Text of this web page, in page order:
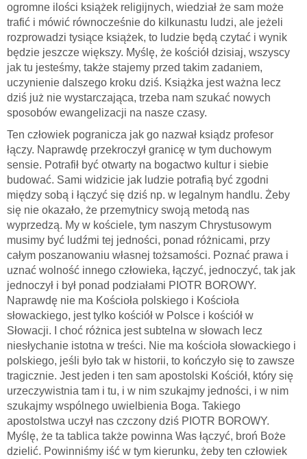
ogromne ilości książek religijnych, wiedział że sam może
trafić i mówić równocześnie do kilkunastu ludzi, ale jeżeli
rozprowadzi tysiące książek, to ludzie będą czytać i wynik
będzie jeszcze większy. Myślę, że kościół dzisiaj, wszyscy
jak tu jesteśmy, także stajemy przed takim zadaniem,
uczynienie dalszego kroku dziś. Książka jest ważna lecz
dziś już nie wystarczająca, trzeba nam szukać nowych
sposobów ewangelizacji na nasze czasy.
Ten człowiek pogranicza jak go nazwał ksiądz profesor
łączy. Naprawdę przekroczył granicę w tym duchowym
sensie. Potrafił być otwarty na bogactwo kultur i siebie
budować. Sami widzicie jak ludzie potrafią być zgodni
między sobą i łączyć się dziś np. w legalnym handlu. Żeby
się nie okazało, że przemytnicy swoją metodą nas
wyprzedzą. My w kościele, tym naszym Chrystusowym
musimy być ludźmi tej jedności, ponad różnicami, przy
całym poszanowaniu własnej tożsamości. Poznać prawa i
uznać wolność innego człowieka, łączyć, jednoczyć, tak jak
jednoczył i był ponad podziałami PIOTR BOROWY.
Naprawdę nie ma Kościoła polskiego i Kościoła
słowackiego, jest tylko kościół w Polsce i kościół w
Słowacji. I choć różnica jest subtelna w słowach lecz
niesłychanie istotna w treści. Nie ma kościoła słowackiego i
polskiego, jeśli było tak w historii, to kończyło się to zawsze
tragicznie. Jest jeden i ten sam apostolski Kościół, który się
urzeczywistnia tam i tu, i w nim szukajmy jedności, i w nim
szukajmy wspólnego uwielbienia Boga. Takiego
apostolstwa uczył nas czczony dziś PIOTR BOROWY.
Myślę, że ta tablica także powinna Was łączyć, broń Boże
dzielić. Powinniśmy iść w tym kierunku, żeby ten człowiek